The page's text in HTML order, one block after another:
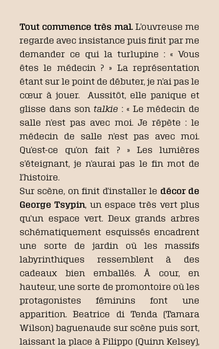
Tout commence très mal. L’ouvreuse me
regarde avec insistance puis finit par me
demander ce qui la turlupine : « Vous
êtes le médecin ? » La représentation
étant sur le point de débuter, je n’ai pas le
cœur à jouer. Aussitôt, elle panique et
glisse dans son talkie : « Le médecin de
salle n’est pas avec moi. Je répète : le
médecin de salle n’est pas avec moi.
Qu’est-ce qu’on fait ? » Les lumières
s’éteignant, je n’aurai pas le fin mot de
l’histoire.
Sur scène, on finit d’installer le décor de
George Tsypin , un espace très vert plus
qu’un espace vert. Deux grands arbres
schématiquement esquissés encadrent
une sorte de jardin où les massifs
labyrinthiques ressemblent à des
cadeaux bien emballés. À cour, en
hauteur, une sorte de promontoire où les
protagonistes féminins font une
apparition. Beatrice di Tenda (Tamara
Wilson) baguenaude sur scène puis sort,
laissant la place à Filippo (Quinn Kelsey),